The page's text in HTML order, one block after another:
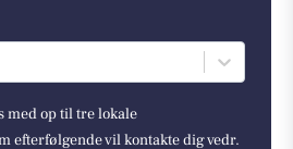
med op til tre lokale
efterfølgende vil kontakte dig vedr.